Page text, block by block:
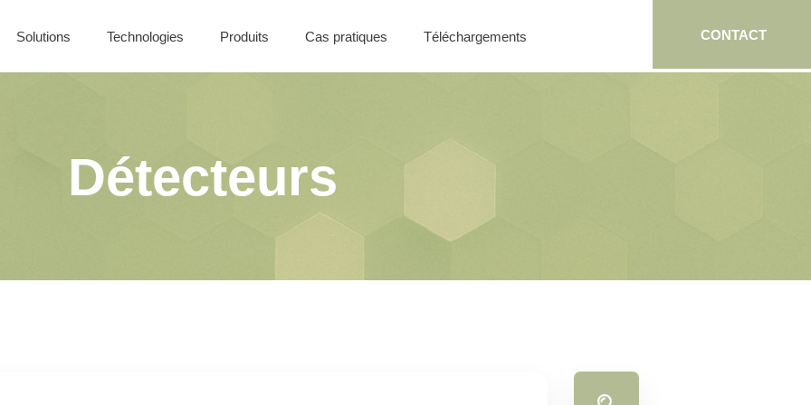
Solutions
Nos offres
Technologies
Solutions Filaires
Produits Cas pratiques Téléchargements CONTACT
Détecteurs